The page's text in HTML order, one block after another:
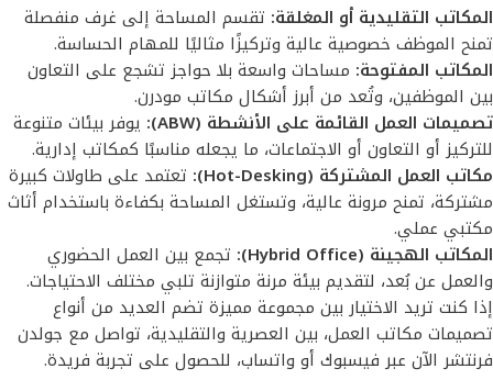
المكاتب التقليدية أو المغلقة: تقسم المساحة إلى غرف منفصلة
تمنح الموظف خصوصية عالية وتركيزًا مثاليًا للمهام الحساسة.
المكاتب المفتوحة: مساحات واسعة بلا حواجز تشجع على التعاون
بين الموظفين، وتُعد من أبرز أشكال مكاتب مودرن.
تصميمات العمل القائمة على الأنشطة (ABW):
يوفر بيئات متنوعة
للتركيز أو التعاون أو الاجتماعات، ما يجعله مناسبًا كمكاتب إدارية.
مكاتب العمل المشتركة (Hot-Desking):
تعتمد على طاولات كبيرة
مشتركة، تمنح مرونة عالية، وتستغل المساحة بكفاءة باستخدام أثاث
مكتبي عملي.
المكاتب الهجينة (Hybrid Office):
تجمع بين العمل الحضوري
والعمل عن بُعد، لتقديم بيئة مرنة متوازنة تلبي مختلف الاحتياجات.
إذا كنت تريد الاختيار بين مجموعة مميزة تضم العديد من أنواع
تصميمات مكاتب العمل، بين العصرية والتقليدية، تواصل مع جولدن
فرنتشر الآن عبر فيسبوك أو واتساب، للحصول على تجربة فريدة.